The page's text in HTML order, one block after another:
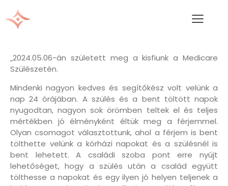
„2024.05.06-án született meg a kisfiunk a Medicare
Szülészetén.
Mindenki nagyon kedves és segítőkész volt velünk a
nap 24 órájában. A szülés és a bent töltött napok
nyugodtan, nagyon sok örömben teltek el és teljes
mértékben jó élményként éltük meg a férjemmel.
Olyan csomagot választottunk, ahol a férjem is bent
tölthette velünk a kórházi napokat és a szülésnél is
bent lehetett. A családi szoba pont erre nyújt
lehetőséget, hogy a szülés után a család együtt
tölthesse a napokat és egy ilyen jó helyen teljenek a